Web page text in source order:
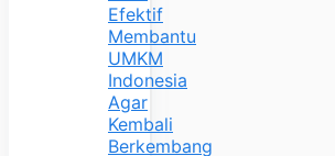
Efektif
Membantu
UMKM
Indonesia
Agar
Kembali
Berkembang